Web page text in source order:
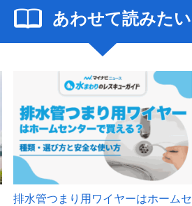
あわせて読みたい
排水管つまり用ワイヤーはホームセ